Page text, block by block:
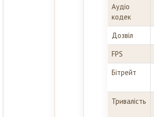
Аудіо
кодек
Дозвіл
FPS
Бітрейт
Тривалість